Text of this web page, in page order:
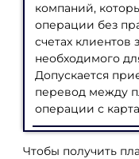
компаний,
операции без
счетах
необходимого
Допускается
перевод между
операции с
Чтобы получить